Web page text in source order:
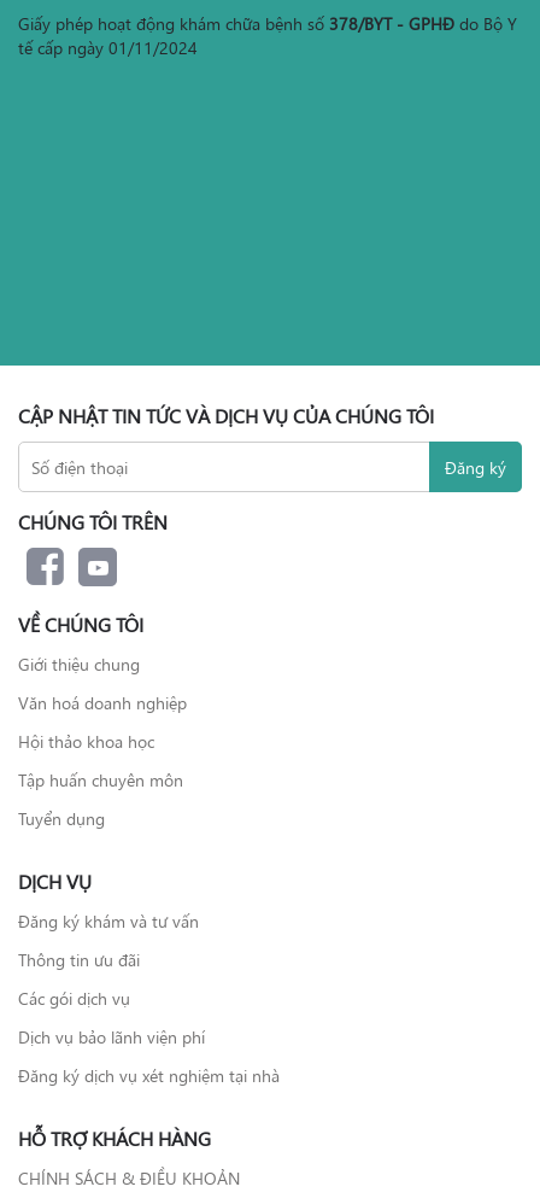
Giấy phép hoạt động khám chữa bệnh số 378/BYT - GPHĐ do Bộ Y
tế cấp ngày 01/11/2024
CẬP NHẬT TIN TỨC VÀ DỊCH VỤ CỦA CHÚNG TÔI
CHÚNG TÔI TRÊN
VỀ CHÚNG TÔI
Giới thiệu chung
Văn hoá doanh nghiệp
Hội thảo khoa học
Tập huấn chuyên môn
Tuyển dụng
DỊCH VỤ
Đăng ký khám và tư vấn
Thông tin ưu đãi
Các gói dịch vụ
Dịch vụ bảo lãnh viện phí
Đăng ký dịch vụ xét nghiệm tại nhà
HỖ TRỢ KHÁCH HÀNG
CHÍNH SÁCH & ĐIỀU KHOẢN